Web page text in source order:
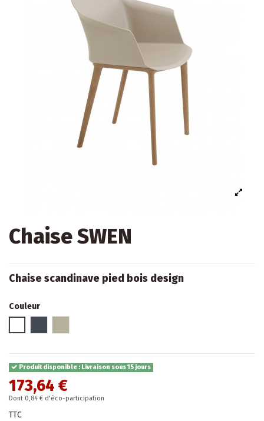
Chaise SWEN
Chaise scandinave pied bois design
Couleur
Produit disponible : Livraison sous 15 jours
173,64 €
Dont 0,84 € d'éco-participation
TTC